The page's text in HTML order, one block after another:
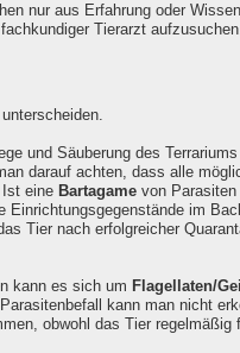
nur aus Erfahrung oder
Tierarzt
unterscheiden.
und Säuberung des
darauf achten, dass alle
eine Bartagamevon Parasiten
Einrichtungsgegenstände im
Tier nach erfolgreicher
kann es sich um Flagellaten/
kann man nicht
obwohl das Tier